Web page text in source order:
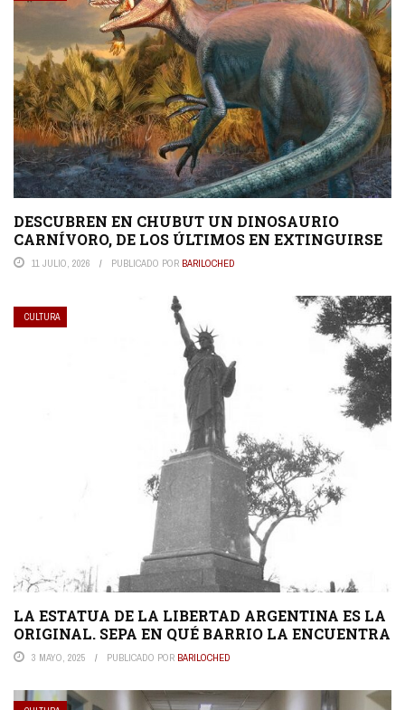
DESCUBREN EN CHUBUT UN DINOSAURIO
CARNÍVORO, DE LOS ÚLTIMOS EN EXTINGUIRSE
11 JULIO, 2026 PUBLICADO POR BARILOCHED
CULTURA
LA ESTATUA DE LA LIBERTAD ARGENTINA ES LA
ORIGINAL. SEPA EN QUÉ BARRIO LA ENCUENTRA
3 MAYO, 2025 PUBLICADO POR BARILOCHED